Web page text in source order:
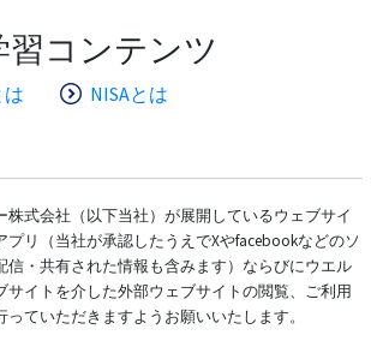
コンテンツ
NISAとは
株式会社（以下当社）が展開しているウェブサイ
プリ（当社が承認したうえでXやfacebookなどのソ
信・共有された情報も含みます）ならびにウエル
サイトを介した外部ウェブサイトの閲覧、ご利用
ていただきますようお願いいたします。